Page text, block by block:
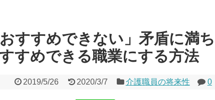
すすめできない」矛盾に満ち
すめできる職業にする方法
2019/5/26 2020/3/7 介護職員の将来性 0